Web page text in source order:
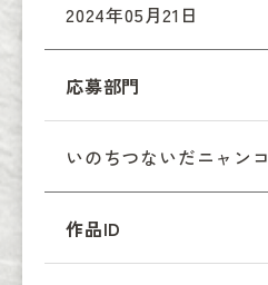
2024年05月21日
応募部門
いのちつないだニャンコ
作品ID